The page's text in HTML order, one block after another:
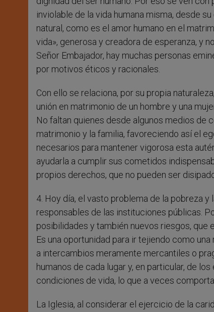
inviolable de la vida humana misma, desde
natural, como es el amor humano en el
vida», generosa y creadora de esperanza, y
Señor Embajador, hay muchas personas
por motivos éticos y racionales.
Con ello se relaciona, por su propia
unión en matrimonio de un hombre y una
No faltan quienes desde algunos medios de
matrimonio y la familia, favoreciendo así el
necesarios para mantener vigorosa esta
ayudarla a cumplir sus cometidos
propios derechos, que no pueden ser
4. Hoy día, el vasto problema de la pobreza
responsables de las instituciones públicas.
posibilidades y también nuevos riesgos, que
Es una oportunidad para ir tejiendo como
a intercambios meramente mercantiles o
humanos de cada lugar y, en particular, de
condiciones de vida, lo que a veces
La Iglesia, al considerar el ejercicio de la